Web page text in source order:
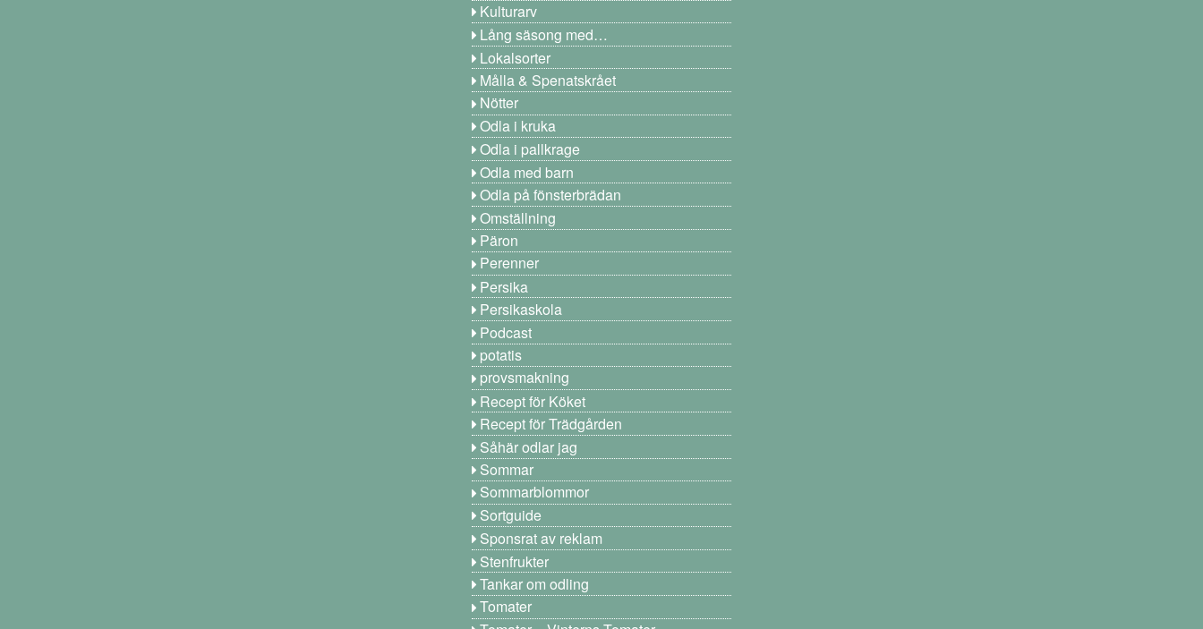
Kulturarv
Lång säsong med…
Lokalsorter
Målla & Spenatskrået
Nötter
Odla i kruka
Odla i pallkrage
Odla med barn
Odla på fönsterbrädan
Omställning
Päron
Perenner
Persika
Persikaskola
Podcast
potatis
provsmakning
Recept för Köket
Recept för Trädgården
Såhär odlar jag
Sommar
Sommarblommor
Sortguide
Sponsrat av reklam
Stenfrukter
Tankar om odling
Tomater